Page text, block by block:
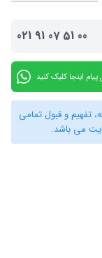
021 91 07 51 00
پیام اینجا کلیک کنید
تفهیم و قبول تمامی
می باشد.